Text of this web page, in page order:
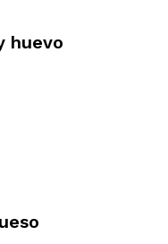
huevo